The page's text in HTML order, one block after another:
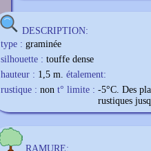
DESCRIPTION:
type : graminée
silhouette : touffe dense
hauteur : 1,5 m. étalement:
rustique : non t° limite : -5°C. Des
rustiques
RAMURE: